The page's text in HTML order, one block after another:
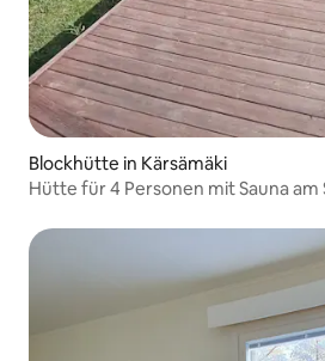
Blockhütte in Kärsämäki
Hütte für 4 Personen mit Sauna am